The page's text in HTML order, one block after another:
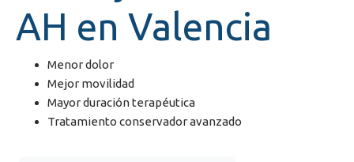
AH en Valencia
Menor dolor
Mejor movilidad
Mayor duración terapéutica
Tratamiento conservador avanzado